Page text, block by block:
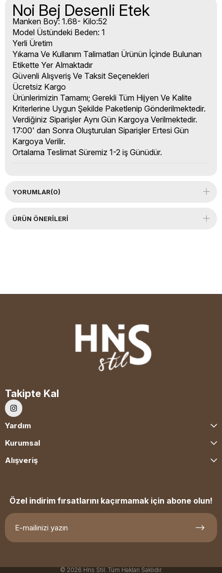
Noi Bej Desenli Etek
Manken Boy: 1.68- Kilo:52
Model Üstündeki Beden: 1
Yerli Üretim
Yıkama Ve Kullanım Talimatları Ürünün İçinde Bulunan
Etikette Yer Almaktadır
Güvenli Alışveriş Ve Taksit Seçenekleri
Ücretsiz Kargo
Ürünlerimizin Tamamı; Gerekli Tüm Hijyen Ve Kalite
Kriterlerine Uygun Şekilde Paketlenip Gönderilmektedir.
Verdiğiniz Siparişler Aynı Gün Kargoya Verilmektedir.
17:00' dan Sonra Oluşturulan Siparişler Ertesi Gün
Kargoya Verilir.
Ortalama Teslimat Süremiz 1-2 iş Günüdür.
YORUMLAR(0)
ÜRÜN ÖNERILERI
Takipte Kal
Yardım
Kurumsal
Alışveriş
Özel indirim fırsatlarını kaçırmamak için abone olun!
© 2026 Hns Stil. Tüm Hakları Saklıdır.